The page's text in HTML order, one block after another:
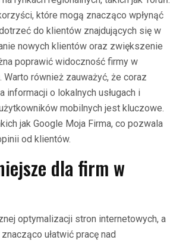
które mogą znacząco wpłynąć
do klientów znajdujących się w
nowych klientów oraz zwiększenie
poprawić widoczność firmy w
również zauważyć, że coraz
o lokalnych usługach i
mobilnych jest kluczowe.
jak Google Moja Firma, co pozwala
od klientów.
dla firm w
optymalizacji stron internetowych, a
ułatwić pracę nad